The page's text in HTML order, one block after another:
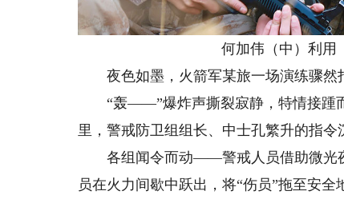
何加伟（中）利用《
夜色如墨，火箭军某旅一场演练骤然
“轰——”爆炸声撕裂寂静，特情接踵而
里，警戒防卫组组长、中士孔繁升的指
各组闻令而动——警戒人员借助微光夜
员在火力间歇中跃出，将“伤员”拖至安